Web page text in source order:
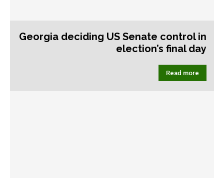
Georgia deciding US Senate control in
election’s final day
Read more